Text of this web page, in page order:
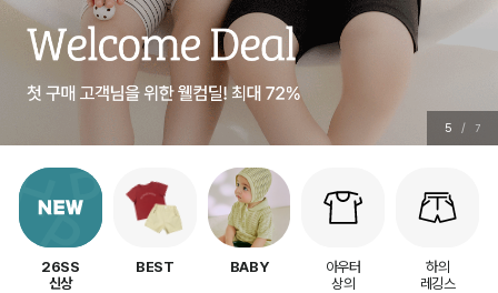
5 / 7
26SS
신상
BEST BABY
아우터
상의
하의
레깅스